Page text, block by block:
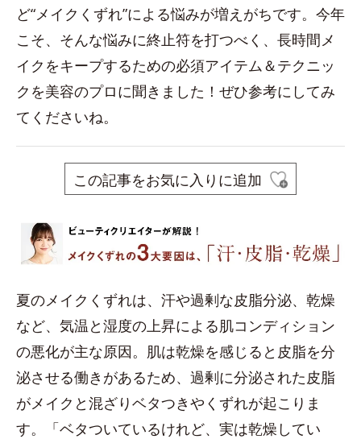
ど“メイクくずれ”による悩みが増えがちです。今年
こそ、そんな悩みに終止符を打つべく、長時間メ
イクをキープするための必須アイテム＆テクニッ
クを美容のプロに聞きました！ぜひ参考にしてみ
てくださいね。
この記事をお気に入りに追加
夏のメイクくずれは、汗や過剰な皮脂分泌、乾燥
など、気温と湿度の上昇による肌コンディション
の悪化が主な原因。肌は乾燥を感じると皮脂を分
泌させる働きがあるため、過剰に分泌された皮脂
がメイクと混ざりベタつきやくずれが起こりま
す。「ベタついているけれど、実は乾燥してい